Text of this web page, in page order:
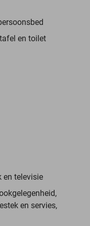
en toilet
en televisie
en servies,